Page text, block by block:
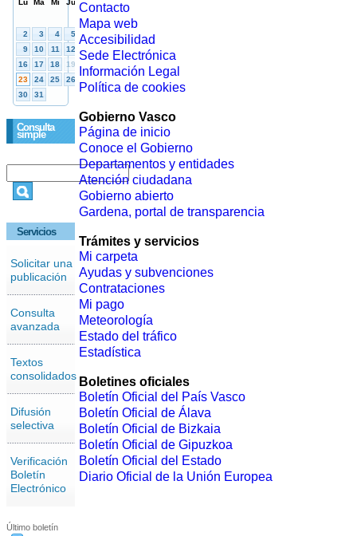
Consulta
simple
Servicios
Solicitar una
publicación
Consulta
avanzada
Textos
consolidados
Difusión
selectiva
Verificación
Boletín
Electrónico
Último boletín
Contacto
Mapa web
Accesibilidad
Sede Electrónica
Información Legal
Política de cookies
Gobierno Vasco
Página de inicio
Conoce el Gobierno
Departamentos y entidades
Atención ciudadana
Gobierno abierto
Gardena, portal de transparencia
Trámites y servicios
Mi carpeta
Ayudas y subvenciones
Contrataciones
Mi pago
Meteorología
Estado del tráfico
Estadística
Boletines oficiales
Boletín Oficial del País Vasco
Boletín Oficial de Álava
Boletín Oficial de Bizkaia
Boletín Oficial de Gipuzkoa
Boletín Oficial del Estado
Diario Oficial de la Unión Europea